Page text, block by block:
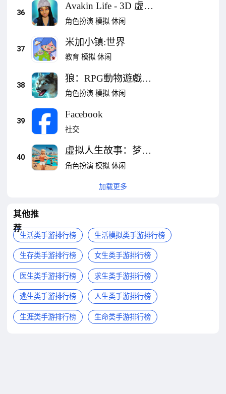
36
Avakin Life - 3D 虚拟
世界
角色扮演 模拟 休闲
37
米加小镇:世界
教育 模拟 休闲
38
狼：RPG動物遊戲
(The Wolf)
角色扮演 模拟 休闲
39
Facebook
社交
40
虚拟人生故事：梦想
生活
角色扮演 模拟 休闲
加载更多
其他推
荐
生活类手游排行榜 生活模拟类手游排行榜
生存类手游排行榜 女生类手游排行榜
医生类手游排行榜 求生类手游排行榜
逃生类手游排行榜 人生类手游排行榜
生涯类手游排行榜 生命类手游排行榜